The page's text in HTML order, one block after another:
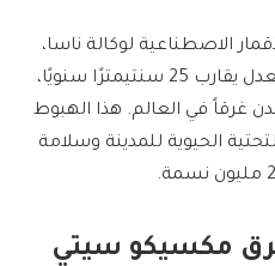
الاصطناعية لوكالة ناسا،
إلى أن مكسيكو سيتي تهبط بمعدل يقارب 25 سنتيمترًا سنويًا،
غرقاً في العالم. هذا الهبوط
الحيوية للمدينة وسلامة
مكسيكو سيتي